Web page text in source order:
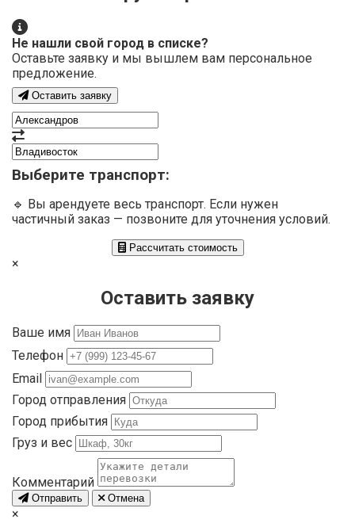
Не нашли свой город в списке?
Оставьте заявку и мы вышлем вам персональное
предложение.
Оставить заявку
Выберите транспорт:
🔹 Вы арендуете весь транспорт. Если нужен
частичный заказ — позвоните для уточнения условий.
Рассчитать стоимость
×
Оставить заявку
Ваше имя
Телефон
Email
Город отправления
Город прибытия
Груз и вес
Комментарий
Отправить Отмена
×